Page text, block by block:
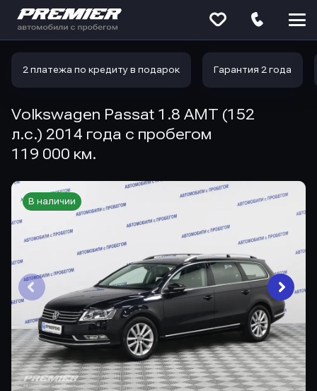
2 платежа по кредиту в подарок Гарантия 2 года
Volkswagen Passat 1.8 AMT (152
л.с.) 2014 года с пробегом
119 000 км.
В наличии